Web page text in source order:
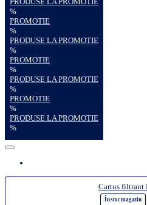
%
PROMOTIE
%
PRODUSE LA PROMOTIE
%
PROMOTIE
%
PRODUSE LA PROMOTIE
%
PROMOTIE
%
PRODUSE LA PROMOTIE
%
Cartus filtrant
În stoc magazin